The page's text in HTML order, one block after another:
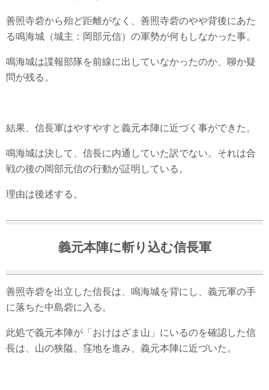
善照寺砦から殆ど距離がなく、善照寺砦のやや背後にあた
る鳴海城（城主：岡部元信）の軍勢が何もしなかった事。
鳴海城は諜報部隊を前線に出していなかったのか、聊か疑
問が残る。
結果、信長軍はやすやすと義元本陣に近づく事ができた。
鳴海城は決して、信長に内通していた訳でない。それは合
戦の後の岡部元信の行動が証明している。
理由は後述する。
義元本陣に斬り込む信長軍
善照寺砦を出立した信長は、鳴海城を背にし、義元軍の手
に落ちた中島砦に入る。
此処で義元本陣が「おけはざま山」にいるのを確認した信
長は、山の狭隘、窪地を進み、義元本陣に近づいた。